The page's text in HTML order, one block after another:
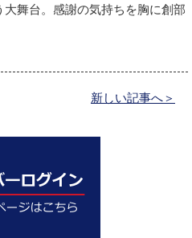
舞台。感謝の気持ちを胸に創部
新しい記事へ＞